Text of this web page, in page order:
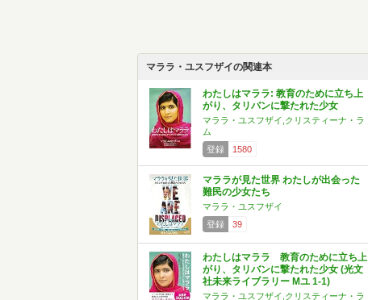
マララ・ユスフザイの関連本
わたしはマララ: 教育のために立ち上
がり、タリバンに撃たれた少女
マララ・ユスフザイ,クリスティーナ・ラ
ム
登録
1580
マララが見た世界 わたしが出会った
難民の少女たち
マララ・ユスフザイ
登録
39
わたしはマララ 教育のために立ち上
がり、タリバンに撃たれた少女 (光文
社未来ライブラリー Mユ 1-1)
マララ・ユスフザイ,クリスティーナ・ラ